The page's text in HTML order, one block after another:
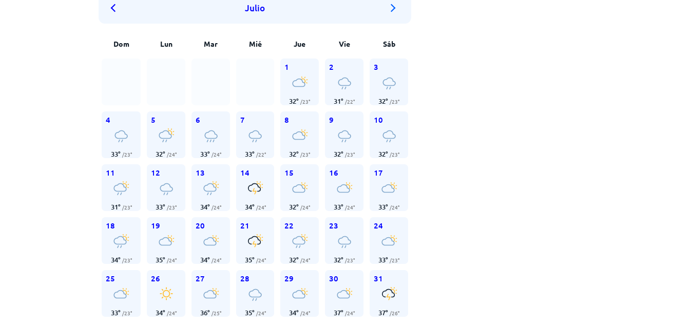
Julio
Dom Lun Mar Mié Jue Vie Sáb
1
32° /23°
2
31° /22°
3
32° /23°
4
33° /23°
5
32° /24°
6
33° /24°
7
33° /22°
8
32° /23°
9
32° /23°
10
32° /23°
11
31° /23°
12
33° /23°
13
34° /24°
14
34° /24°
15
32° /24°
16
33° /24°
17
33° /24°
18
34° /23°
19
35° /24°
20
34° /24°
21
35° /24°
22
32° /24°
23
32° /23°
24
33° /23°
25
33° /23°
26
34° /24°
27
36° /25°
28
35° /24°
29
34° /24°
30
37° /24°
31
37° /26°